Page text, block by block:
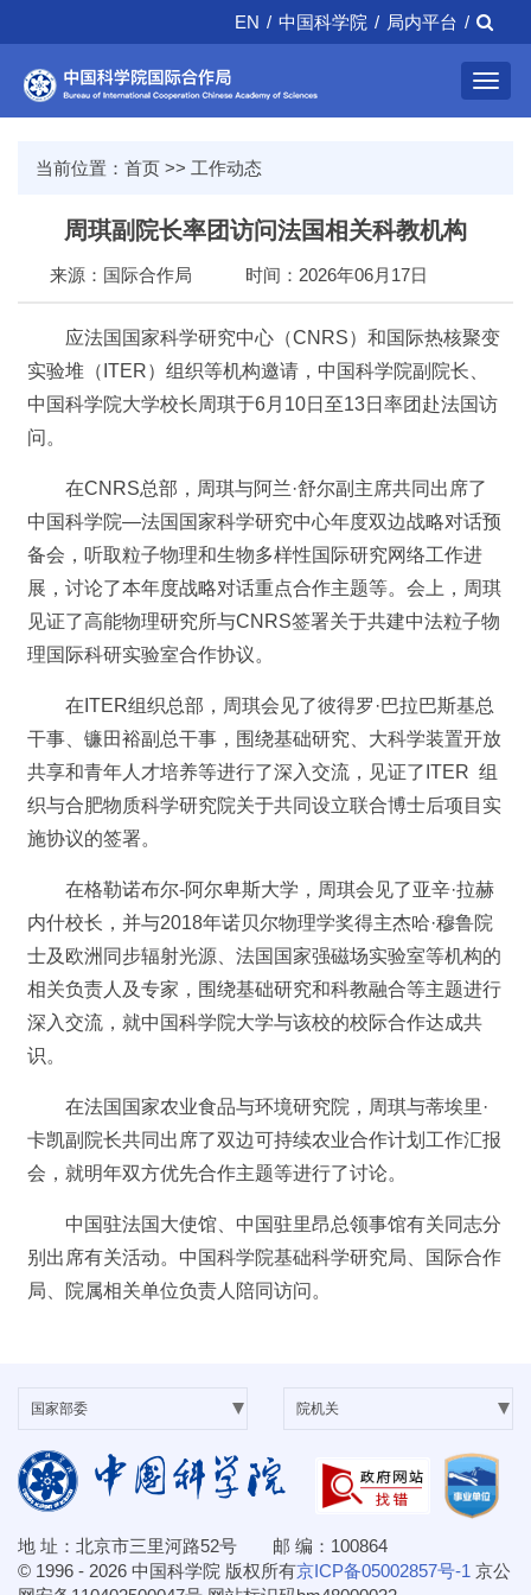
EN / 中国科学院 / 局内平台 /
当前位置： 首页 >> 工作动态
周琪副院长率团访问法国相关科教机构
来源：国际合作局 时间：2026年06月17日
应法国国家科学研究中心（CNRS）和国际热核聚变
实验堆（ITER）组织等机构邀请，中国科学院副院长、
中国科学院大学校长周琪于6月10日至13日率团赴法国访
问。
在CNRS总部，周琪与阿兰·舒尔副主席共同出席了
中国科学院—法国国家科学研究中心年度双边战略对话预
备会，听取粒子物理和生物多样性国际研究网络工作进
展，讨论了本年度战略对话重点合作主题等。会上，周琪
见证了高能物理研究所与CNRS签署关于共建中法粒子物
理国际科研实验室合作协议。
在ITER组织总部，周琪会见了彼得罗·巴拉巴斯基总
干事、镰田裕副总干事，围绕基础研究、大科学装置开放
共享和青年人才培养等进行了深入交流，见证了ITER 组
织与合肥物质科学研究院关于共同设立联合博士后项目实
施协议的签署。
在格勒诺布尔-阿尔卑斯大学，周琪会见了亚辛·拉赫
内什校长，并与2018年诺贝尔物理学奖得主杰哈·穆鲁院
士及欧洲同步辐射光源、法国国家强磁场实验室等机构的
相关负责人及专家，围绕基础研究和科教融合等主题进行
深入交流，就中国科学院大学与该校的校际合作达成共
识。
在法国国家农业食品与环境研究院，周琪与蒂埃里·
卡凯副院长共同出席了双边可持续农业合作计划工作汇报
会，就明年双方优先合作主题等进行了讨论。
中国驻法国大使馆、中国驻里昂总领事馆有关同志分
别出席有关活动。中国科学院基础科学研究局、国际合作
局、院属相关单位负责人陪同访问。
地 址：北京市三里河路52号 邮 编：100864
© 1996 - 2026 中国科学院 版权所有京ICP备05002857号-1 京公